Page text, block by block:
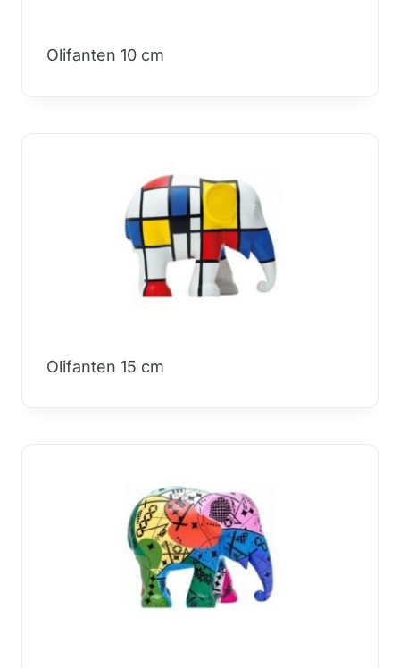
Olifanten 10 cm
Olifanten 15 cm